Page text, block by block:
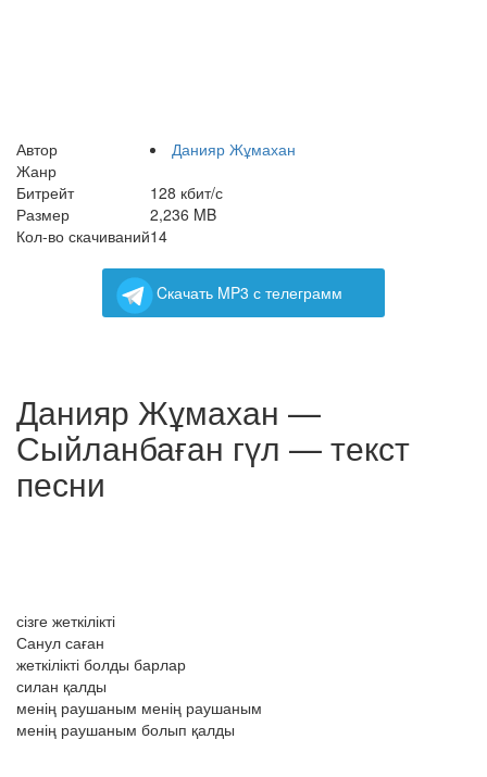
Автор
Данияр Жұмахан
Жанр
Битрейт
128 кбит/с
Размер
2,236 MB
Кол-во скачиваний14
Cкачать MP3 с телеграмм
Данияр Жұмахан —
Сыйланбаған гүл — текст
песни
сізге жеткілікті
Санул саған
жеткілікті болды барлар
силан қалды
менің раушаным менің раушаным
менің раушаным болып қалды